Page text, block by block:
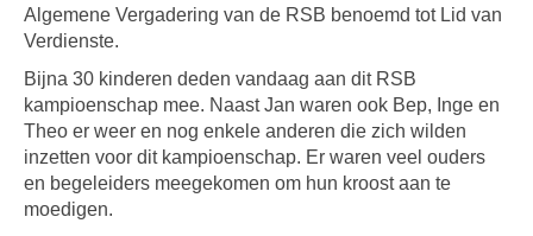
Algemene Vergadering van de RSB benoemd tot Lid van
Verdienste.
Bijna 30 kinderen deden vandaag aan dit RSB
kampioenschap mee. Naast Jan waren ook Bep, Inge en
Theo er weer en nog enkele anderen die zich wilden
inzetten voor dit kampioenschap. Er waren veel ouders
en begeleiders meegekomen om hun kroost aan te
moedigen.